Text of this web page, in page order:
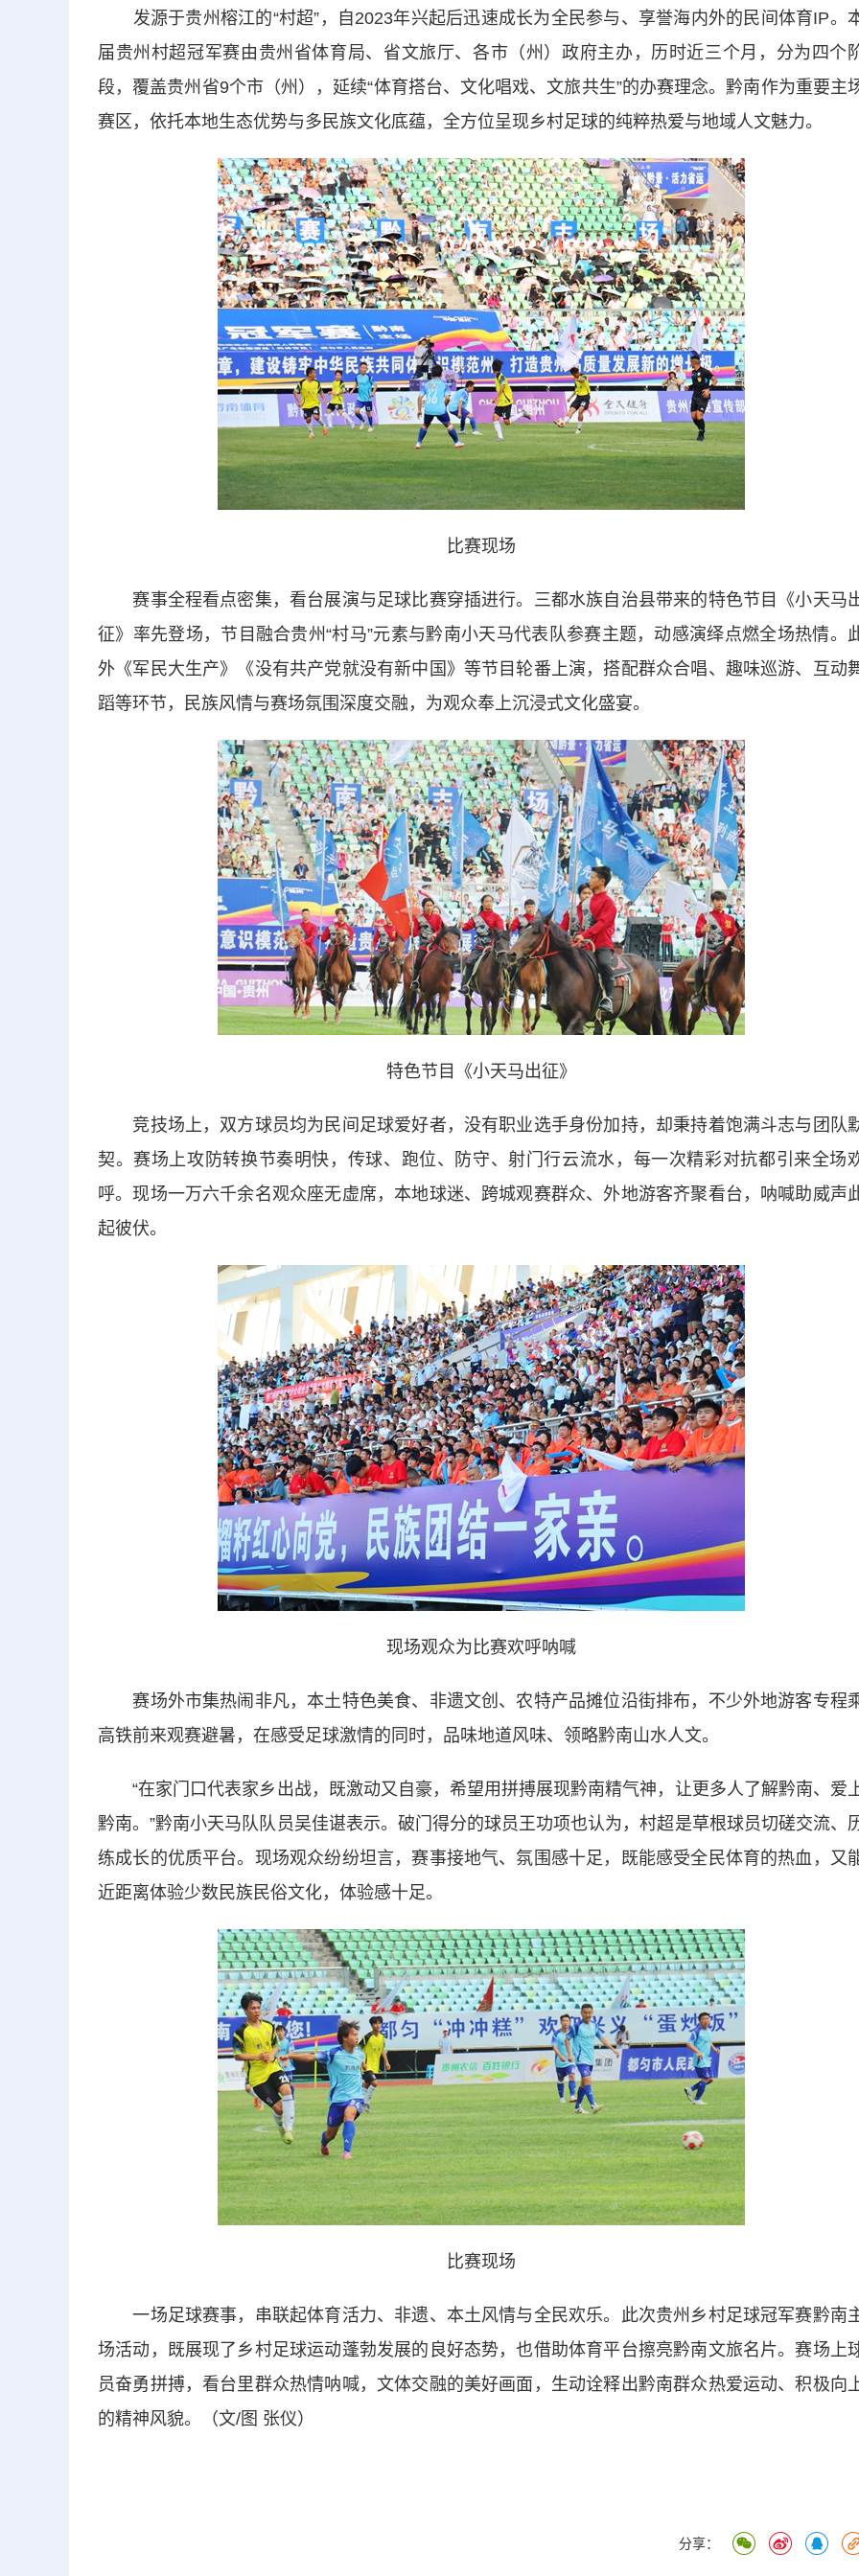
发源于贵州榕江的“村超”，自2023年兴起后迅速成长为全民参与、享誉海内外的民间体育IP。
届贵州村超冠军赛由贵州省体育局、省文旅厅、各市（州）政府主办，历时近三个月，分为四个
段，覆盖贵州省9个市（州），延续“体育搭台、文化唱戏、文旅共生”的办赛理念。黔南作为重要主
赛区，依托本地生态优势与多民族文化底蕴，全方位呈现乡村足球的纯粹热爱与地域人文魅力。
比赛现场
赛事全程看点密集，看台展演与足球比赛穿插进行。三都水族自治县带来的特色节目《小天马
征》率先登场，节目融合贵州“村马”元素与黔南小天马代表队参赛主题，动感演绎点燃全场热情。
外《军民大生产》《没有共产党就没有新中国》等节目轮番上演，搭配群众合唱、趣味巡游、互动
蹈等环节，民族风情与赛场氛围深度交融，为观众奉上沉浸式文化盛宴。
特色节目《小天马出征》
竞技场上，双方球员均为民间足球爱好者，没有职业选手身份加持，却秉持着饱满斗志与团队
契。赛场上攻防转换节奏明快，传球、跑位、防守、射门行云流水，每一次精彩对抗都引来全场
呼。现场一万六千余名观众座无虚席，本地球迷、跨城观赛群众、外地游客齐聚看台，呐喊助威声
起彼伏。
现场观众为比赛欢呼呐喊
赛场外市集热闹非凡，本土特色美食、非遗文创、农特产品摊位沿街排布，不少外地游客专程
高铁前来观赛避暑，在感受足球激情的同时，品味地道风味、领略黔南山水人文。
“在家门口代表家乡出战，既激动又自豪，希望用拼搏展现黔南精气神，让更多人了解黔南、爱
黔南。”黔南小天马队队员吴佳谌表示。破门得分的球员王功项也认为，村超是草根球员切磋交流、
练成长的优质平台。现场观众纷纷坦言，赛事接地气、氛围感十足，既能感受全民体育的热血，又
近距离体验少数民族民俗文化，体验感十足。
比赛现场
一场足球赛事，串联起体育活力、非遗、本土风情与全民欢乐。此次贵州乡村足球冠军赛黔南
场活动，既展现了乡村足球运动蓬勃发展的良好态势，也借助体育平台擦亮黔南文旅名片。赛场上
员奋勇拼搏，看台里群众热情呐喊，文体交融的美好画面，生动诠释出黔南群众热爱运动、积极向
的精神风貌。（文/图 张仪）
分享：